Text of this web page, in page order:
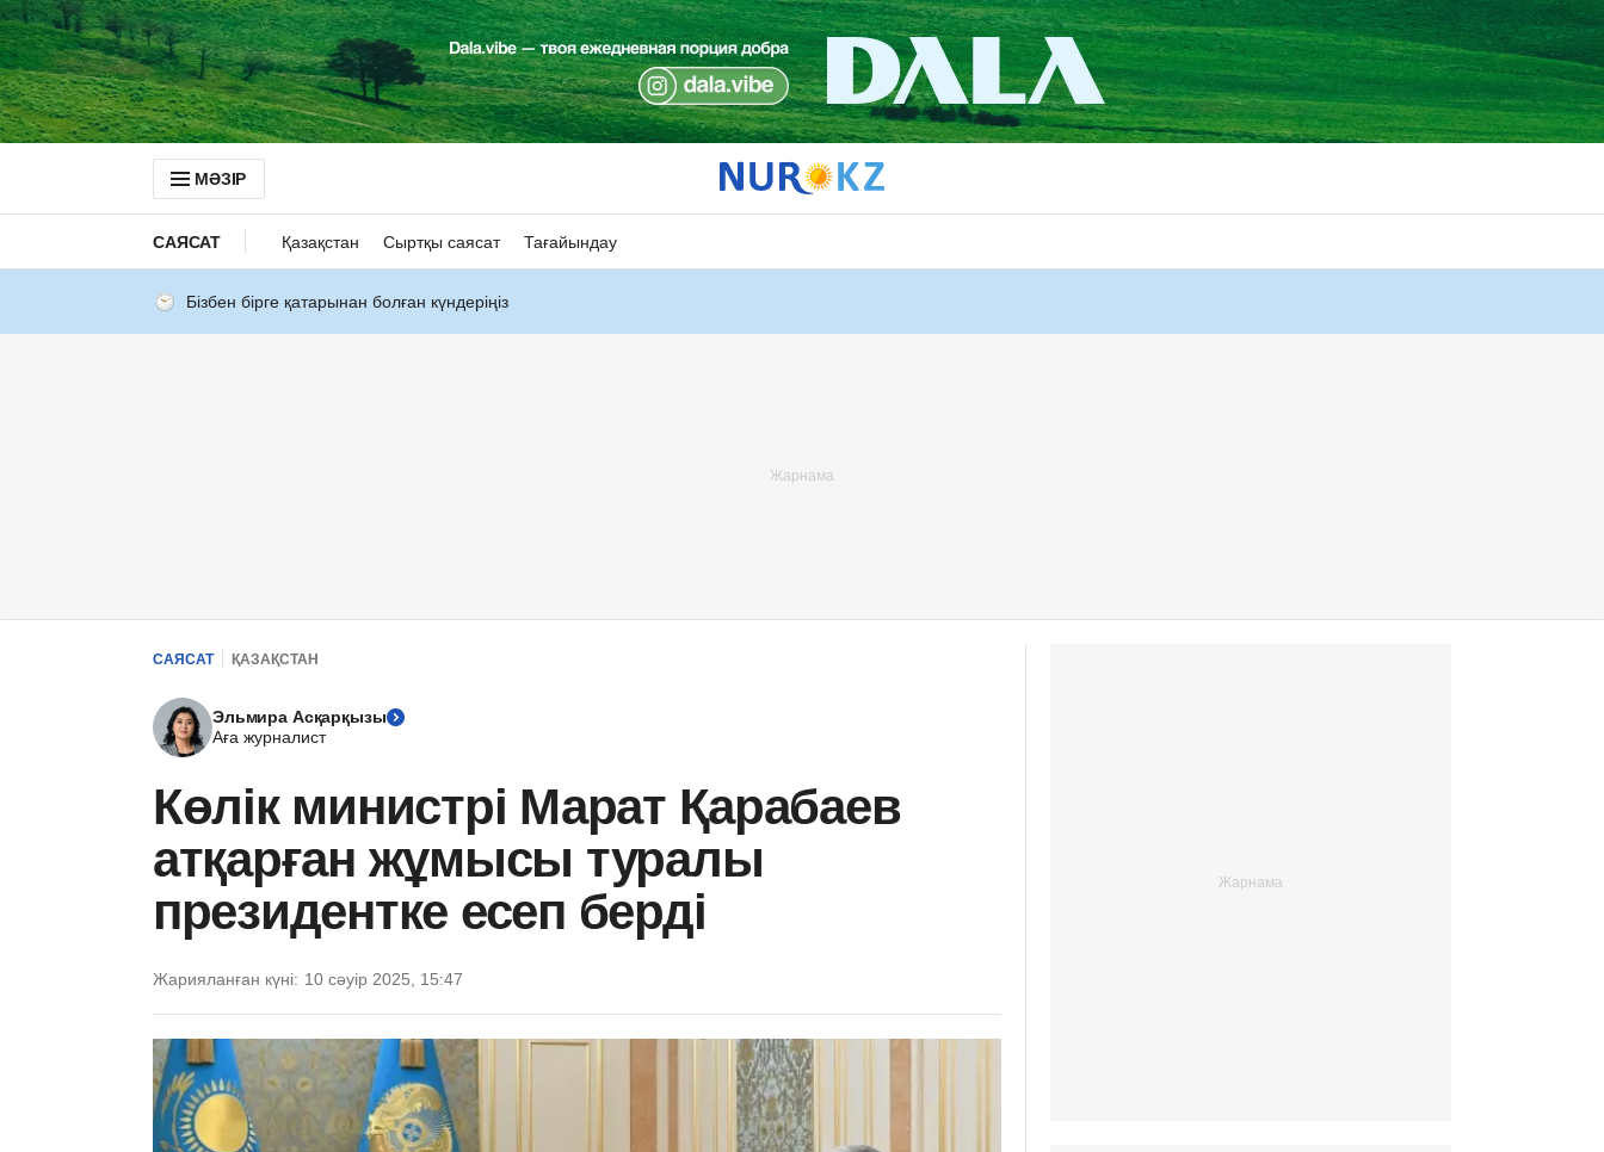
МӘЗІР
САЯСАТ Қазақстан Сыртқы саясат Тағайындау
Бізбен бірге қатарынан болған күндеріңіз
САЯСАТ ҚАЗАҚСТАН
Эльмира Асқарқызы
Аға журналист
Көлік министрі Марат Қарабаев
атқарған жұмысы туралы
президентке есеп берді
Жарияланған күні: 10 сәуір 2025, 15:47